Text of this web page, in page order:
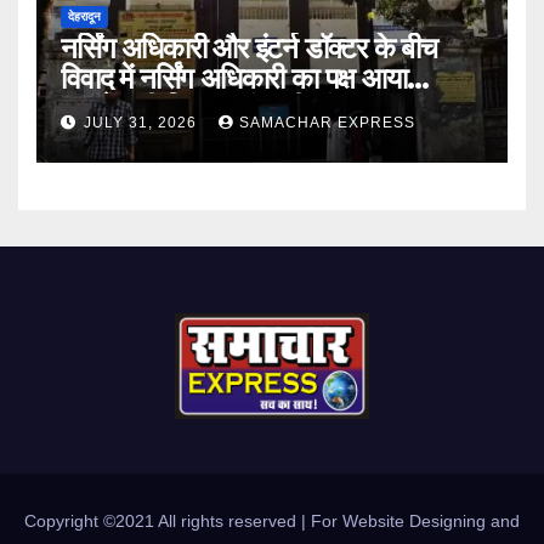
देहरादून
नर्सिंग अधिकारी और इंटर्न डॉक्टर के बीच
विवाद में नर्सिंग अधिकारी का पक्ष आया
सामने,करी निष्पक्ष जांच की मांग
JULY 31, 2026 SAMACHAR EXPRESS
Copyright ©2021 All rights reserved | For Website Designing and